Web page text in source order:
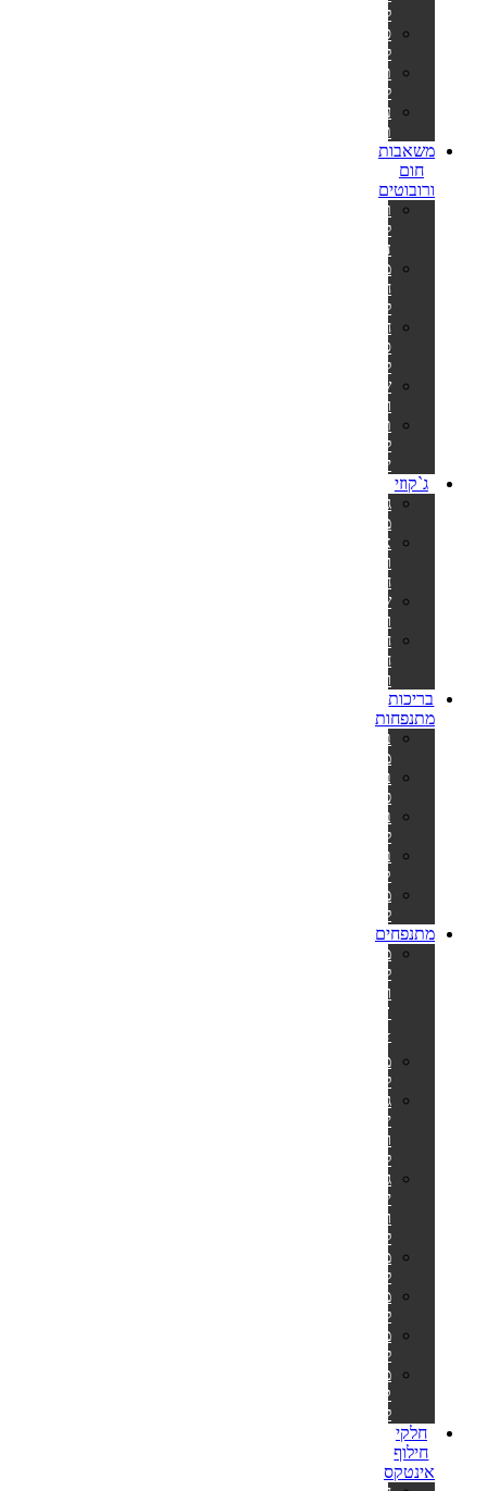
לבריכה
סולמות
לבריכות
תאורה
לבריכה
ערכות
תיקון
משאבות
חום
ורובוטים
רובוט
לבריכה
דולפין
משאבות
חום
לבריכה
חימום
סולארי
לבריכה
שואבים
וסקימרים
תנורים
לסאונה
יבשה
ג`קוזי
ג'קוזי
מתנפח
אביזרים
וחלקי
חילוף
שואבים
ורשתות
חומרי
חיטוי
ומתכלים
בריכות
מתנפחות
בריכות
מתנפחות
בריכות
פעילות
בריכות
לפעוטות
בריכות
קשיחות
משאבות
לניפוח
מתנפחים
מתנפחים
למסיבות
ואירועים
🎊
⭐
מזרונים
למים
גלגלי
ים
ואבובים
לבוגרים
גלגלי
ים
ואבובים
לילדים
מצופים
לילדים
משחקים
לבריכה
משאבות
לניפוח
מזרוני
קמפינג
לאירוח
חלקי
חילוף
אינטקס